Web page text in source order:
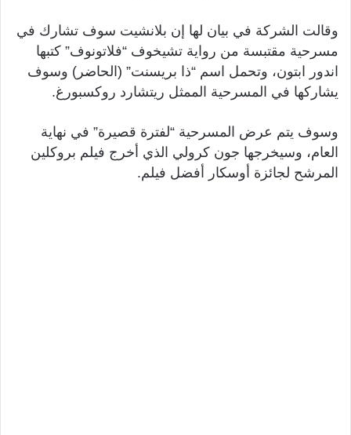
وقالت الشركة في بيان لها إن بلانشيت سوف تشارك في
مسرحية مقتبسة من رواية تشيخوف “فلاتونوف” كتبها
اندور ابتون، وتحمل اسم “ذا بريسنت” (الحاضر) وسوف
يشاركها في المسرحية الممثل ريتشارد روكسبورغ.
وسوف يتم عرض المسرحية “لفترة قصيرة” في نهاية
العام، وسيخرجها جون كرولي الذي أخرج فيلم بروكلين
المرشح لجائزة أوسكار أفضل فيلم.